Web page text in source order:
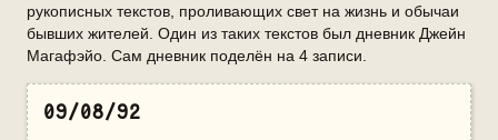
рукописных текстов, проливающих свет на жизнь и обычаи
бывших жителей. Один из таких текстов был дневник Джейн
Магафэйо. Сам дневник поделён на 4 записи.
09/08/92